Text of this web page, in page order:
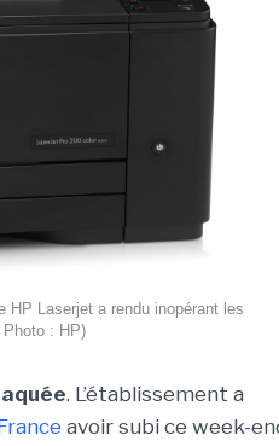
HP Laserjet a rendu inopérant les
: HP)
. L’établissement a
avoir subi ce week-